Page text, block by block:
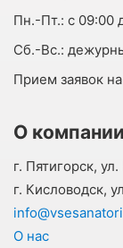
Пн.-Пт.: с 09:00
Cб.-Вс.:
Прием заявок
О компании
г. Пятигорск,
г. Кисловодск,
О нас